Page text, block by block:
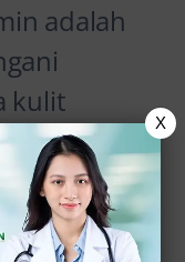
adalah
kulit
khusus
X